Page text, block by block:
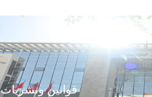
قوانين ونشريات